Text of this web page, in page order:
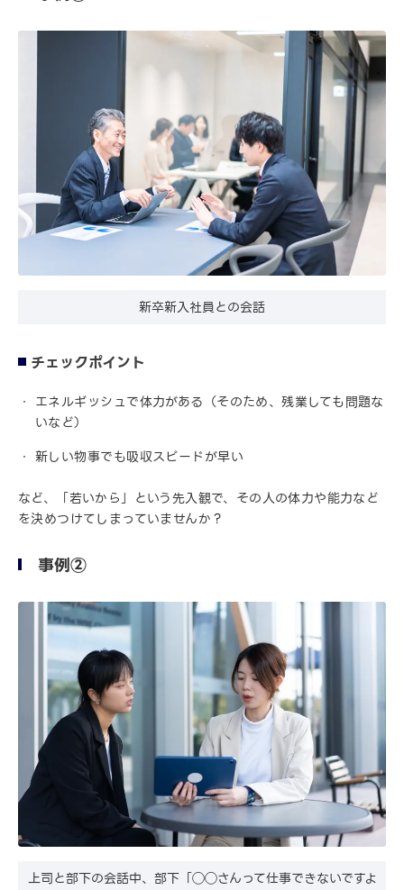
新卒新入社員との会話
チェックポイント
エネルギッシュで体力がある（そのため、残業しても問題な
いなど）
新しい物事でも吸収スピードが早い
など、「若いから」という先入観で、その人の体力や能力など
を決めつけてしまっていませんか？
事例②
上司と部下の会話中、部下「◯◯さんって仕事できないですよ